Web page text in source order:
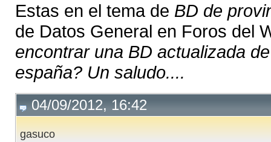
Estas en el tema de BD de
de Datos General en Foros del
encontrar una BD actualizada
españa? Un saludo....
04/09/2012, 16:42
gasuco